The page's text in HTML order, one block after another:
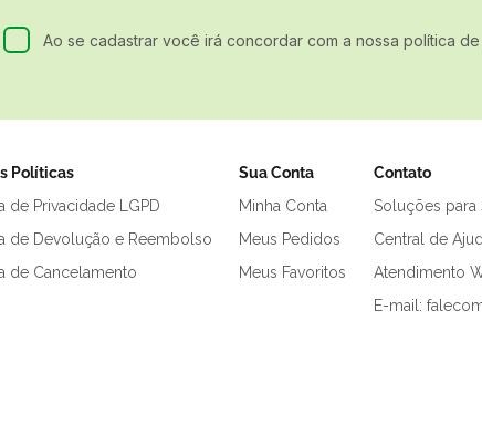
Ao se cadastrar você irá concordar com a nossa política
Políticas
de Privacidade LGPD
de Devolução e Reembolso
de Cancelamento
Sua Conta
Minha Conta
Meus Pedidos
Meus Favoritos
Contato
Soluções para
Central de
Atendimento
E-mail: